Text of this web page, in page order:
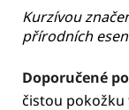
Kurzívou
přírodních
Doporučené
čistou pokožku